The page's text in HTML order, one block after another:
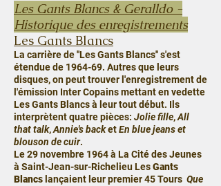
Les Gants Blancs & Geralldo -
Historique des enregistrements
Les Gants Blancs
La carrière de ''Les Gants Blancs'' s'est
étendue de 1964-69. Autres que leurs
disques, on peut trouver l'enregistrement de
l'émission Inter Copains mettant en vedette
Les Gants Blancs à leur tout début. Ils
interprètent quatre pièces: Jolie fille,All
that talk,Annie's backetEn blue jeans et
blouson de cuir.
Le 29 novembre 1964 à La Cité des Jeunes
à Saint-Jean-sur-Richelieu LesGants
Blancs lançaient leur premier 45 Tours Que